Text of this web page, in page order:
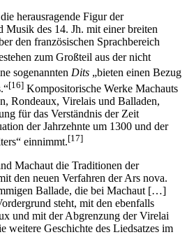
herausragende Figur der
Musik des 14. Jh. mit einer breiten
den französischen Sprachbereich
zum Großteil aus der nicht
sogenannten Dits „bieten einen Bezug
[16] Kompositorische Werke Machauts
Rondeaux, Virelais und Balladen,
für das Verständnis der Zeit
der Jahrzehnte um 1300 und der
einnimmt.[17]
Machaut die Traditionen der
den neuen Verfahren der Ars nova.
Ballade, die bei Machaut […]
steht, mit den ebenfalls
und mit der Abgrenzung der Virelai
Geschichte des Liedsatzes im